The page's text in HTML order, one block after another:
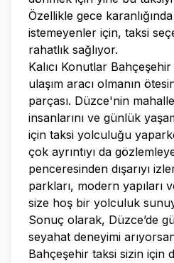
Özellikle gece
istemeyenler için, taksi
rahatlık sağlıyor.
Kalıcı Konutlar
ulaşım aracı olmanın
parçası. Düzce'nin
insanlarını ve günlük
için taksi yolculuğu
çok ayrıntıyı da
penceresinden dışarıyı
parkları, modern yapıları
size hoş bir yolculuk
Sonuç olarak, Düzce’de
seyahat deneyimi
Bahçeşehir taksi sizin için